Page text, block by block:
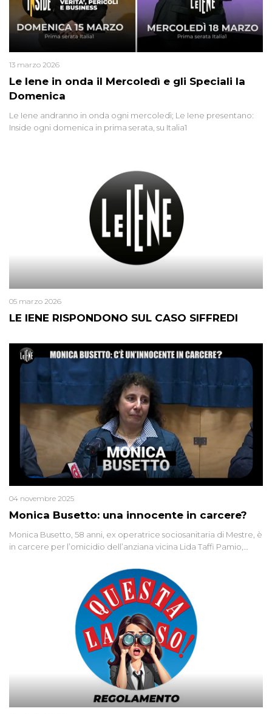
Le Iene in onda il Mercoledì e gli Speciali la
Domenica
13 marzo 2026
Le Iene andranno in onda ogni mercoledì; Le Iene presentano:
Inside ogni domenica in prima serata, su Italia1
LE IENE RISPONDONO SUL CASO SIFFREDI
05 marzo 2026
Monica Busetto: una innocente in carcere?
04 novembre 2025
Monica Busetto, 58 anni, ex operatrice sociosanitaria di Mestre, è
in carcere per l’omicidio dell’anziana vicina Lida Taffi Pamio,
minuscola su una collanina, Monica si proclama innocente. Nel
2015 un’altra donna confessa lo stesso delitto, poi ritratta. Due
colpevoli per un solo omicidio: errore giudiziario o giustizia